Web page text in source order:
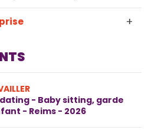
+
- Baby sitting, garde
- Reims - 2026